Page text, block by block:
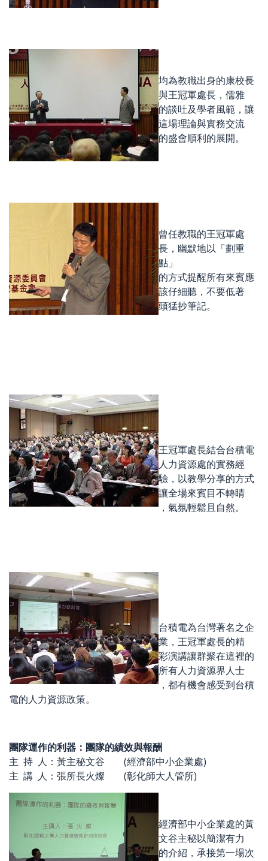
均為教職出身的康校長
與王冠軍處長，儒雅
的談吐及學者風範，讓
這場理論與實務交流
的盛會順利的展開。
曾任教職的王冠軍處
長，幽默地以「劃重
點」
的方式提醒所有來賓應
該仔細聽，不要低著
頭猛抄筆記。
王冠軍處長結合台積電
人力資源處的實務經
驗，以教學分享的方式
讓全場來賓目不轉睛
，氣氛輕鬆且自然。
台積電為台灣著名之企
業，王冠軍處長的精
彩演講讓群聚在這裡的
所有人力資源界人士
，都有機會感受到台積
電的人力資源政策。
團隊運作的利器：團隊的績效與報酬
主 持 人：黃主秘文谷 (經濟部中小企業處)
主 講 人：張所長火燦 (彰化師大人管所)
經濟部中小企業處的黃
文谷主秘以簡潔有力
的介紹，承接第一場次